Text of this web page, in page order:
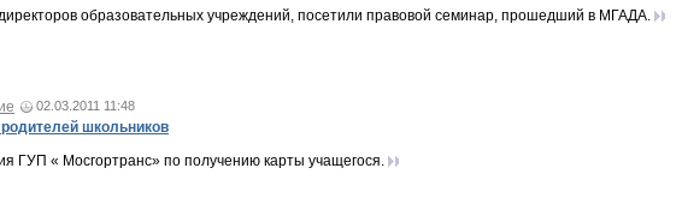
образовательных учреждений, посетили правовой семинар, прошедший в МГАДА.
02.03.2011 11:48
школьников
ГУП « Мосгортранс» по получению карты учащегося.